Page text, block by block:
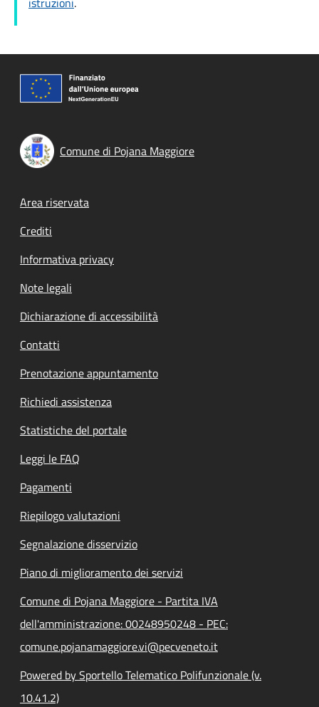
Comune di Pojana Maggiore
Footer menu
Area riservata
Crediti
Informativa privacy
Note legali
Dichiarazione di accessibilità
Contatti
Prenotazione appuntamento
Richiedi assistenza
Statistiche del portale
Leggi le FAQ
Pagamenti
Riepilogo valutazioni
Segnalazione disservizio
Piano di miglioramento dei servizi
Comune di Pojana Maggiore - Partita IVA
dell'amministrazione: 00248950248 - PEC:
comune.pojanamaggiore.vi@pecveneto.it
Powered by Sportello Telematico Polifunzionale (v.
10.41.2)